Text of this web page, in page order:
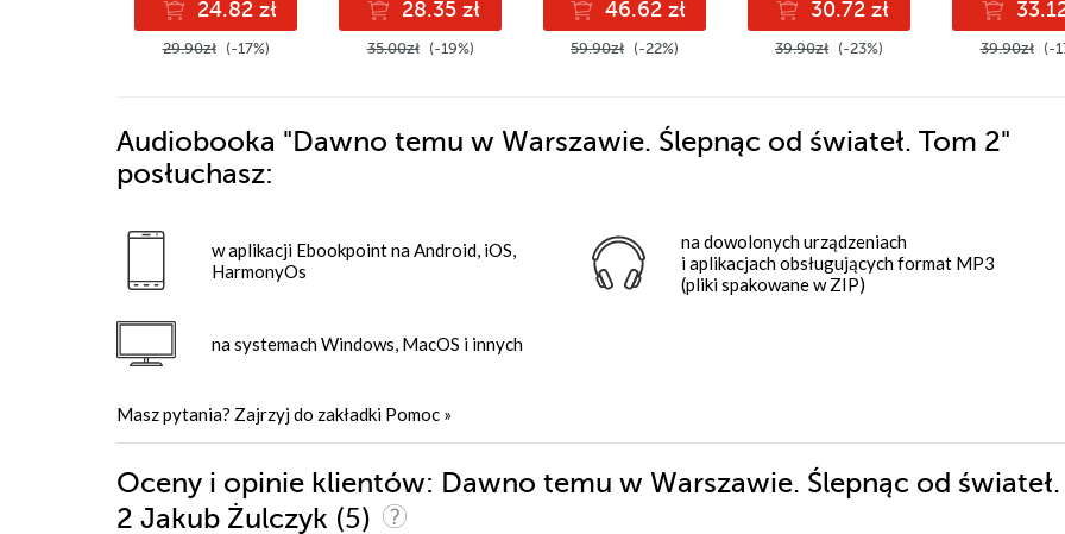
24.82 zł
29.90zł (-17%)
28.35 zł
35.00zł (-19%)
46.62 zł
59.90zł (-22%)
30.72 zł
39.90zł (-23%) 39.90zł (-
Audiobooka "Dawno temu w Warszawie. Ślepnąc od świateł. Tom 2"
posłuchasz:
w aplikacji Ebookpoint na Android, iOS,
HarmonyOs
na systemach Windows, MacOS i innych
na dowolonych urządzeniach
i aplikacjach obsługujących format MP3
(pliki spakowane w ZIP)
Masz pytania? Zajrzyj do zakładki Pomoc »
Oceny i opinie klientów: Dawno temu w Warszawie. Ślepnąc od świateł.
2 Jakub Żulczyk (5)